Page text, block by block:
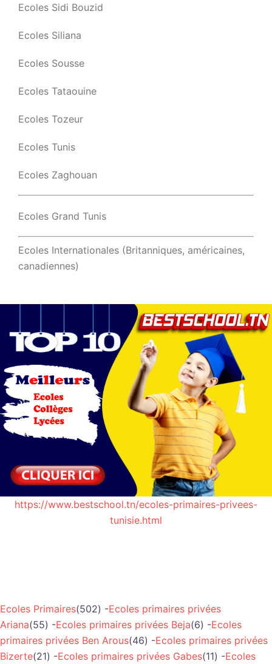
Ecoles Sidi Bouzid
Ecoles Siliana
Ecoles Sousse
Ecoles Tataouine
Ecoles Tozeur
Ecoles Tunis
Ecoles Zaghouan
Ecoles Grand Tunis
Ecoles Internationales (Britanniques, américaines,
canadiennes)
https://www.bestschool.tn/ecoles-primaires-privees-
tunisie.html
Ecoles Primaires(502) -Ecoles primaires privées
Ariana(55) -Ecoles primaires privées Beja(6) -Ecoles
primaires privées Ben Arous(46) -Ecoles primaires privées
Bizerte(21) -Ecoles primaires privées Gabes(11) -Ecoles